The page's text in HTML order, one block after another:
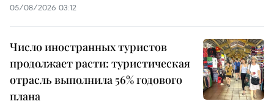
05/08/2026 03:12
Число иностранных туристов
продолжает расти: туристическая
отрасль выполнила 56% годового
плана